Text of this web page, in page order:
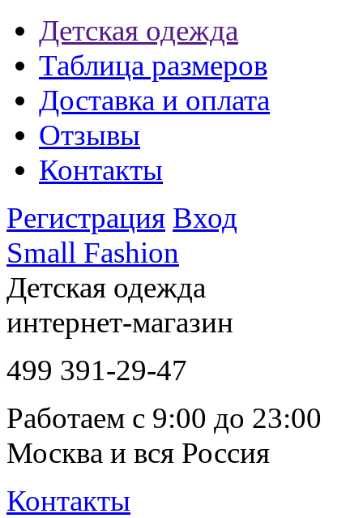
Детская одежда
Таблица размеров
Доставка и оплата
Отзывы
Контакты
Регистрация Вход
Small Fashion
Детская одежда
интернет-магазин
499 391-29-47
Работаем с 9:00 до 23:00
Москва и вся Россия
Контакты